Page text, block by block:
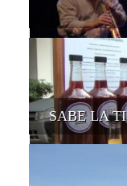
SABE LA